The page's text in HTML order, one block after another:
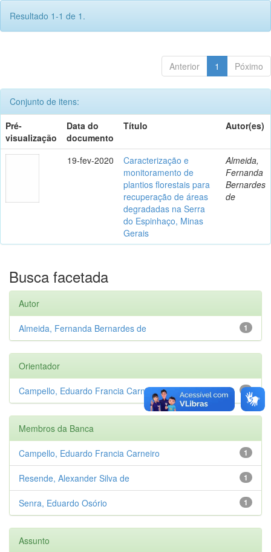
Resultado 1-1 de 1.
Anterior 1 Póximo
Conjunto de itens:
Pré-
visualização
Data do
documento
Título Autor(es)
19-fev-2020
Caracterização e
monitoramento de
plantios florestais para
recuperação de áreas
degradadas na Serra
do Espinhaço, Minas
Gerais
Almeida,
Fernanda
Bernardes
de
Busca facetada
Autor
1
Almeida, Fernanda Bernardes de
Orientador
1
Campello, Eduardo Francia Carneiro
Membros da Banca
1
Campello, Eduardo Francia Carneiro
1
Resende, Alexander Silva de
1
Senra, Eduardo Osório
Assunto